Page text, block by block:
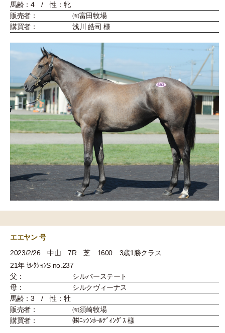
馬齢：4 / 性：牝
販売者：
㈲富田牧場
購買者：
浅川 皓司 様
エエヤン 号
2023/2/26 中山 7R 芝 1600 3歳1勝クラス
21年 ｾﾚｸｼｮﾝS no.237
父：
シルバーステート
母：
シルクヴィーナス
馬齢：3 / 性：牡
販売者：
㈲須崎牧場
購買者：
㈱ﾆｯｼﾝﾎｰﾙﾃﾞｨﾝｸﾞｽ 様